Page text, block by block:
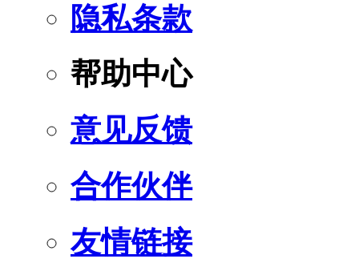
隐私条款
帮助中心
意见反馈
合作伙伴
友情链接